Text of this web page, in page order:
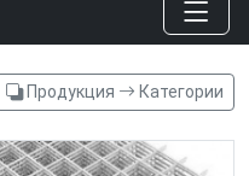
Продукция Категории